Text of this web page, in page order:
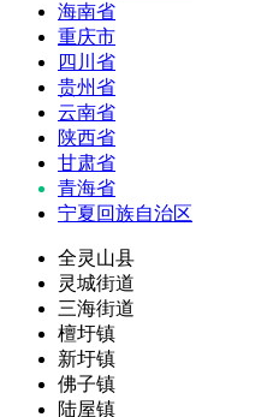
海南省
重庆市
四川省
贵州省
云南省
陕西省
甘肃省
青海省
宁夏回族自治区
全灵山县
灵城街道
三海街道
檀圩镇
新圩镇
佛子镇
陆屋镇